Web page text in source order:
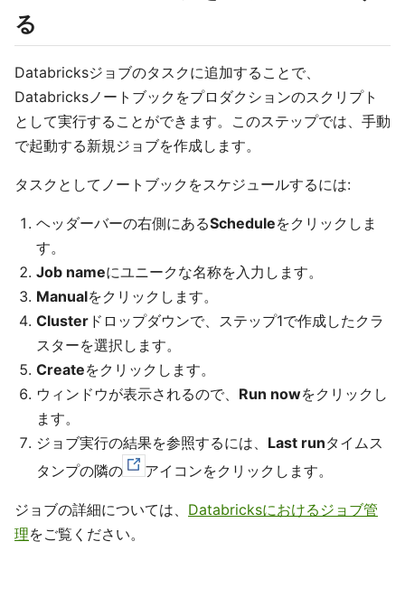
る
Databricksジョブのタスクに追加することで、
Databricksノートブックをプロダクションのスクリプト
として実行することができます。このステップでは、手動
で起動する新規ジョブを作成します。
タスクとしてノートブックをスケジュールするには:
ヘッダーバーの右側にあるScheduleをクリックしま
す。
Job nameにユニークな名称を入力します。
Manualをクリックします。
Cluster ドロップダウンで、ステップ1で作成したクラ
スターを選択します。
Createをクリックします。
ウィンドウが表示されるので、 Run nowをクリックし
ます。
ジョブ実行の結果を参照するには、 Last runタイムス
タンプの隣の
アイコンをクリックします。
ジョブの詳細については、 Databricksにおけるジョブ管
理をご覧ください。